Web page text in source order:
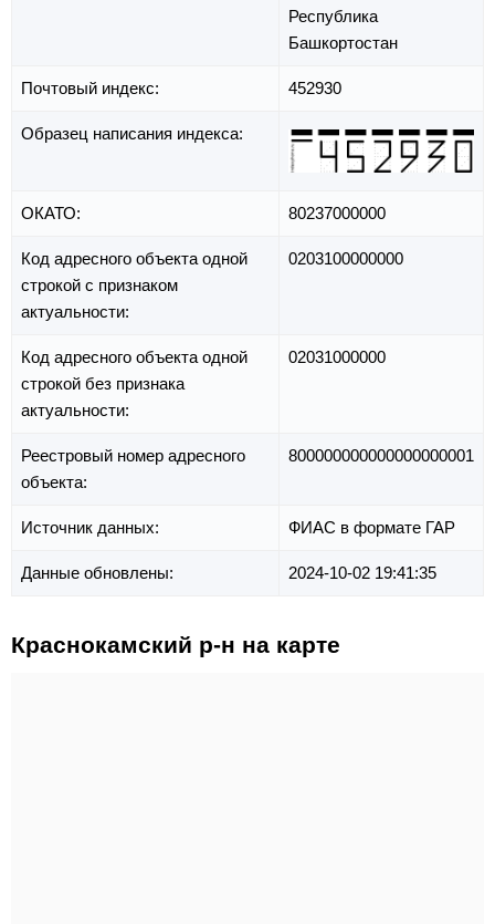
Республика
Башкортостан
Почтовый индекс: 452930
Образец написания индекса:
ОКАТО: 80237000000
Код адресного объекта одной
строкой с признаком
актуальности:
0203100000000
Код адресного объекта одной
строкой без признака
актуальности:
02031000000
Реестровый номер адресного
объекта:
800000000000000000001
Источник данных: ФИАС в формате ГАР
Данные обновлены: 2024-10-02 19:41:35
Краснокамский р-н на карте